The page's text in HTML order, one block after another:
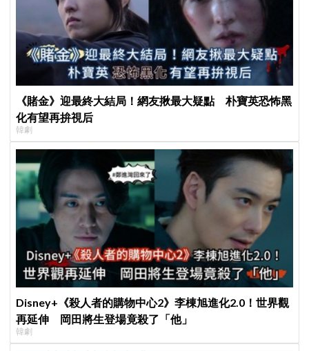
《賭金》迎最終大結局！網友揪最大疑點 朴寶英恐怖黑
化有望再拚視后
韓劇
Disney+《殺人者的購物中心2》李棟旭進化2.0！世界觀
再延伸 岡田將生登場竟殺了「他」
韓劇